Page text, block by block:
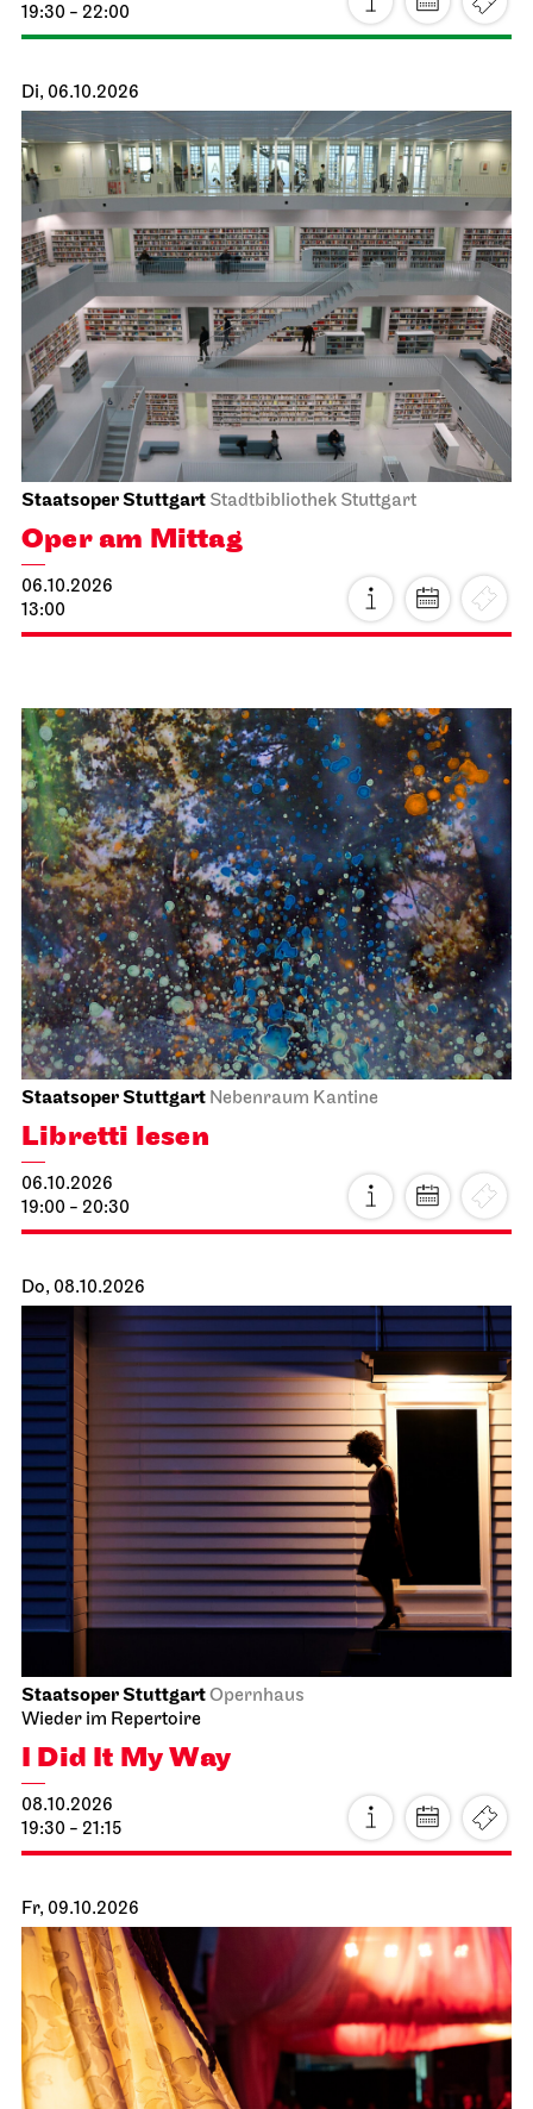
19:30 - 22:00
Di, 06.10.2026
Staatsoper Stuttgart Stadtbibliothek Stuttgart
Oper am Mittag
06.10.2026
13:00
Staatsoper Stuttgart Nebenraum Kantine
Libretti lesen
06.10.2026
19:00 - 20:30
Do, 08.10.2026
Staatsoper StuttgartOpernhaus
Wieder im Repertoire
I Did It My Way
08.10.2026
19:30 - 21:15
Fr, 09.10.2026